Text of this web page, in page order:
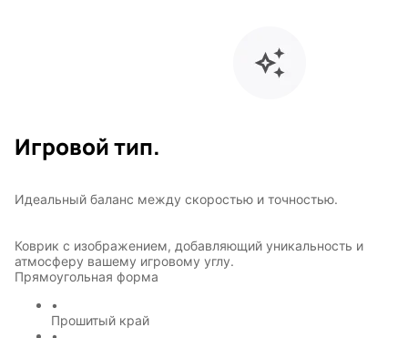
Игровой тип.
Идеальный баланс между скоростью и точностью.
Коврик с изображением, добавляющий уникальность и
атмосферу вашему игровому углу.
Прямоугольная форма
•
Прошитый край
Символы